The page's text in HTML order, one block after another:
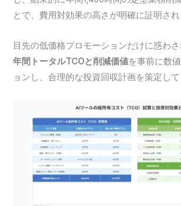
とで、費用対効果の高さが明確に証明され
目先の低価格プロモーションだけに惑わ
年間トータルTCOと削減価値を事前に数
ョンし、合理的な投資回収計画を策定して